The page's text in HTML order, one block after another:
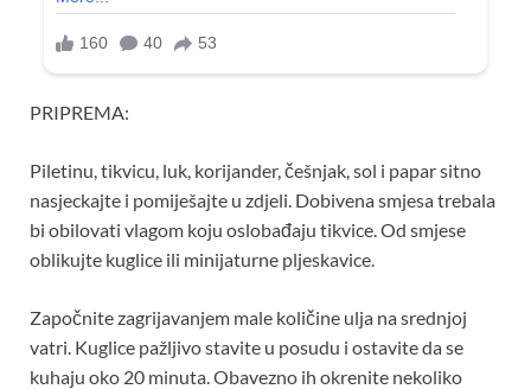
PRIPREMA:
Piletinu, tikvicu, luk, korijander, češnjak, sol i papar sitno
nasjeckajte i pomiješajte u zdjeli. Dobivena smjesa trebala
bi obilovati vlagom koju oslobađaju tikvice. Od smjese
oblikujte kuglice ili minijaturne pljeskavice.
Započnite zagrijavanjem male količine ulja na srednjoj
vatri. Kuglice pažljivo stavite u posudu i ostavite da se
kuhaju oko 20 minuta. Obavezno ih okrenite nekoliko